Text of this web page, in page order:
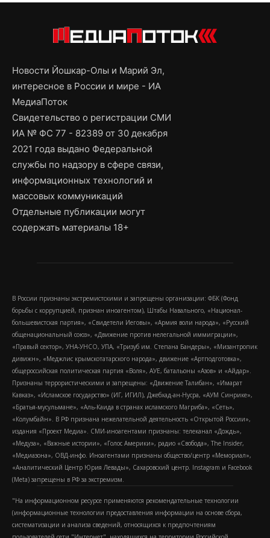
Новости Йошкар-Олы и Марий Эл,
интересное в России и мире - ИА
МедиаПоток
Свидетельство о регистрации СМИ
ИА № ФС 77 - 82389 от 30 декабря
2021 года выдано Федеральной
службы по надзору в сфере связи,
информационных технологий и
массовых коммуникаций
Отдельные публикации могут
содержать материалы 18+
В России признаны экстремистскими и запрещены организации: ФБК (Фонд
борьбы с коррупцией, признан иноагентом), Штабы Навального, «Национал-
большевистская партия», «Свидетели Иеговы», «Армия воли народа», «Русский
общенациональный союз», «Движение против нелегальной иммиграции»,
«Правый сектор», УНА-УНСО, УПА, «Тризуб им. Степана Бандеры», «Мизантропик
дивижн», «Меджлис крымскотатарского народа», движение «Артподготовка»,
общероссийская политическая партия «Воля», АУЕ, батальоны «Азов» и «Айдар».
Признаны террористическими и запрещены: «Движение Талибан», «Имарат
Кавказ», «Исламское государство» (ИГ, ИГИЛ), Джебхад-ан-Нусра, «АУМ Синрике»,
«Братья-мусульмане», «Аль-Каида в странах исламского Магриба», «Сеть»,
«Колумбайн». В РФ признана нежелательной деятельность «Открытой России»,
издания «Проект Медиа». СМИ-иноагентами признаны: телеканал «Дождь»,
«Медуза», «Важные истории», «Голос Америки», радио «Свобода», The Insider,
«Медиазона», ОВД-инфо. Иноагентами признаны общество/центр «Мемориал»,
«Аналитический Центр Юрия Левады», Сахаровский центр. Instagram и Facebook
(Metа) запрещены в РФ за экстремизм.
"На информационном ресурсе применяются рекомендательные технологии
(информационные технологии предоставления информации на основе сбора,
систематизации и анализа сведений, относящихся к предпочтениям